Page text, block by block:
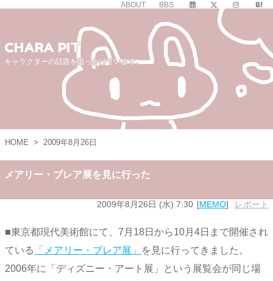
ABOUT BBS
CHARA PIT
キャラクターの話題を追っかけています。
HOME > 2009年8月26日
メアリー・ブレア展を見に行った
2009年8月26日 (水) 7:30 MEMO レポート
■東京都現代美術館にて、7月18日から10月4日まで開催され
ている
「メアリー・ブレア展」
を見に行ってきました。
2006年に「ディズニー・アート展」という展覧会が同じ場